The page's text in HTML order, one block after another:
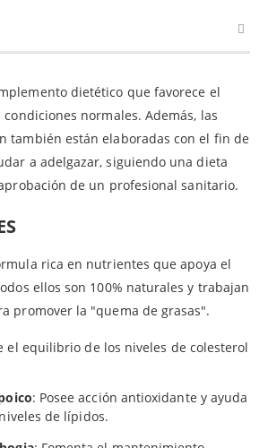
dietético que favorece el
normales. Además, las
también están elaboradas con el fin de
a adelgazar, siguiendo una dieta
de un profesional sanitario.
rica en nutrientes que apoya el
ellos son 100% naturales y trabajan
promover la "quema de grasas".
el equilibrio de los niveles de colesterol
: Posee acción antioxidante y ayuda
de lípidos.